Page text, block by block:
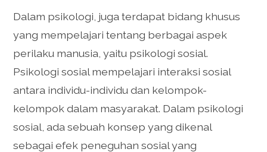
Dalam psikologi, juga terdapat bidang khusus
yang mempelajari tentang berbagai aspek
perilaku manusia, yaitu psikologi sosial.
Psikologi sosial mempelajari interaksi sosial
antara individu-individu dan kelompok-
kelompok dalam masyarakat. Dalam psikologi
sosial, ada sebuah konsep yang dikenal
sebagai efek peneguhan sosial yang